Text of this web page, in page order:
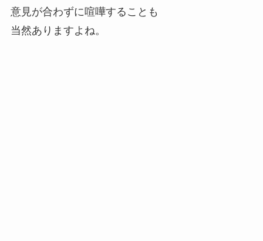
意見が合わずに喧嘩することも
当然ありますよね。